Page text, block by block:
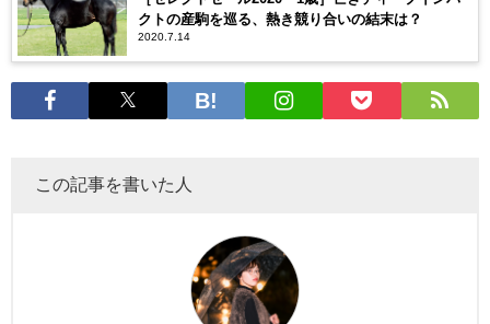
クトの産駒を巡る、熱き競り合いの結末は？
2020.7.14
この記事を書いた人